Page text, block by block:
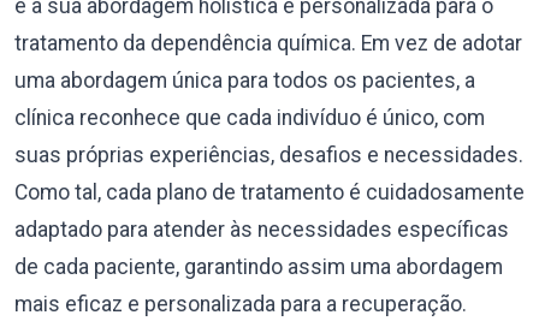
é a sua abordagem holística e personalizada para o
tratamento da dependência química. Em vez de adotar
uma abordagem única para todos os pacientes, a
clínica reconhece que cada indivíduo é único, com
suas próprias experiências, desafios e necessidades.
Como tal, cada plano de tratamento é cuidadosamente
adaptado para atender às necessidades específicas
de cada paciente, garantindo assim uma abordagem
mais eficaz e personalizada para a recuperação.